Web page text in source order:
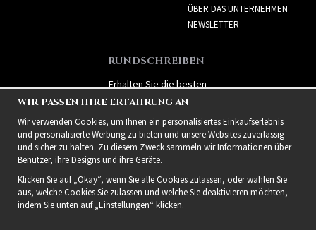
ÜBER DAS UNTERNEHMEN
NEWSLETTER
RUNDSCHREIBEN
Erhalten Sie die besten
Angebote und spannende
neue Produkte!
WIR PASSEN IHRE ERFAHRUNG AN
Wir verwenden Cookies, um Ihnen ein personalisiertes Einkaufserlebnis
und personalisierte Werbung zu bieten und unsere Websites zuverlässig
und sicher zu halten. Zu diesem Zweck sammeln wir Informationen über
Benutzer, ihre Designs und ihre Geräte.
Klicken Sie auf „Okay“, wenn Sie alle Cookies zulassen, oder wählen Sie
aus, welche Cookies Sie zulassen und welche Sie deaktivieren möchten,
indem Sie unten auf „Einstellungen“ klicken.